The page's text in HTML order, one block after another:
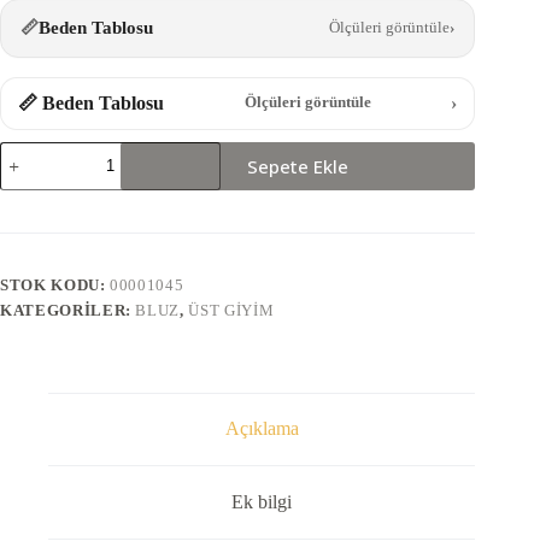
📏Beden Tablosu Ölçüleri görüntüle›
📏 Beden Tablosu Ölçüleri görüntüle ›
9581-
31860
STRAPLEZ
Sepete Ekle
STOK KODU:00001045
KATEGORILER:BLUZ,ÜST GIYIM
Açıklama
Ek bilgi